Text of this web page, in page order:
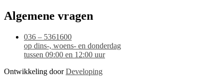
Algemene vragen
036 – 5361600
op dins-, woens- en donderdag
tussen 09:00 en 12:00 uur
Ontwikkeling doorDeveloping